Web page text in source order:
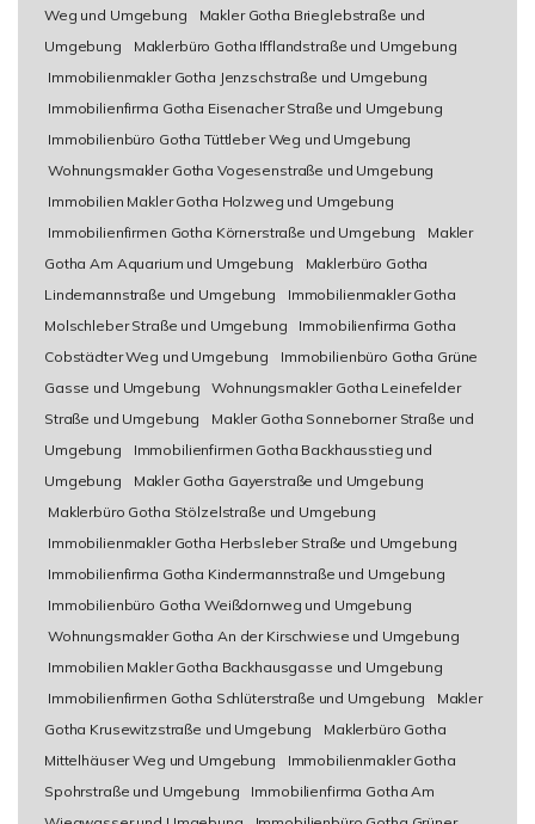
Weg und Umgebung
Makler Gotha Brieglebstraße und
Umgebung
Maklerbüro Gotha Ifflandstraße und Umgebung
Immobilienmakler Gotha Jenzschstraße und Umgebung
Immobilienfirma Gotha Eisenacher Straße und Umgebung
Immobilienbüro Gotha Tüttleber Weg und Umgebung
Wohnungsmakler Gotha Vogesenstraße und Umgebung
Immobilien Makler Gotha Holzweg und Umgebung
Immobilienfirmen Gotha Körnerstraße und Umgebung
Makler
Gotha Am Aquarium und Umgebung
Maklerbüro Gotha
Lindemannstraße und Umgebung
Immobilienmakler Gotha
Molschleber Straße und Umgebung
Immobilienfirma Gotha
Cobstädter Weg und Umgebung
Immobilienbüro Gotha Grüne
Gasse und Umgebung
Wohnungsmakler Gotha Leinefelder
Straße und Umgebung
Makler Gotha Sonneborner Straße und
Umgebung
Immobilienfirmen Gotha Backhausstieg und
Umgebung
Makler Gotha Gayerstraße und Umgebung
Maklerbüro Gotha Stölzelstraße und Umgebung
Immobilienmakler Gotha Herbsleber Straße und Umgebung
Immobilienfirma Gotha Kindermannstraße und Umgebung
Immobilienbüro Gotha Weißdornweg und Umgebung
Wohnungsmakler Gotha An der Kirschwiese und Umgebung
Immobilien Makler Gotha Backhausgasse und Umgebung
Immobilienfirmen Gotha Schlüterstraße und Umgebung
Makler
Gotha Krusewitzstraße und Umgebung
Maklerbüro Gotha
Mittelhäuser Weg und Umgebung
Immobilienmakler Gotha
Spohrstraße und Umgebung
Immobilienfirma Gotha Am